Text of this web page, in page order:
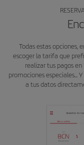
Todas estas opciones,
escoger la tarifa que
realizar tus pagos
promociones especiales...
a tus datos